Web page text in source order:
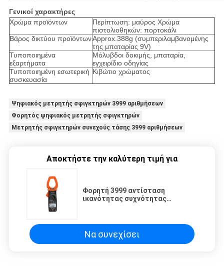
Γενικοί χαρακτήρες
Χρώμα προϊόντων
Περίπτωση: μαύρος Χρώμα
πιστολιοθηκών: πορτοκάλι
Βάρος δικτύου προϊόντωνApprox.388g (συμπεριλαμβανομένης
της μπαταρίας 9V)
Τυποποιημένα
εξαρτήματα
Μόλυβδοι δοκιμής, μπαταρία,
εγχειρίδιο οδηγίας
Τυποποιημένη εσωτερική
συσκευασία
Κιβώτιο χρώματος
Ψηφιακός μετρητής σφιγκτηρών 3999 αριθμήσεων
Φορητός ψηφιακός μετρητής σφιγκτηρών
Μετρητής σφιγκτηρών συνεχούς τάσης 3999 αριθμήσεων
Αποκτήστε την καλύτερη τιμή για
Φορητή 3999 αντίσταση
ικανότητας συχνότητας
Να συνεχίσει